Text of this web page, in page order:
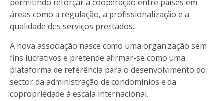
permitindo reforçar a cooperação entre países em
áreas como a regulação, a profissionalização e a
qualidade dos serviços prestados.
A nova associação nasce como uma organização sem
fins lucrativos e pretende afirmar-se como uma
plataforma de referência para o desenvolvimento do
sector da administração de condomínios e da
copropriedade à escala internacional.